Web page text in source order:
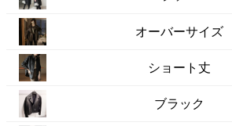
オーバーサイズ
ショート丈
ブラック